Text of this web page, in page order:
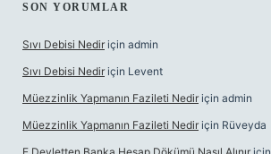
SON YORUMLAR
Sıvı Debisi Nedir için admin
Sıvı Debisi Nedir için Levent
Müezzinlik Yapmanın Fazileti Nedir için admin
Müezzinlik Yapmanın Fazileti Nedir için Rüveyda